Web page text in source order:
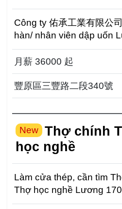
Công ty 佑承工業有限公
hàn/ nhân viên dập uốn
phối hợp tăng ca ( Tă...
月薪 36000 起
豐原區三豐路二段340號
New
Thợ chính
học nghề
Làm cửa thép, cần tìm
Thợ học nghề Lương 1700-
theo năng lực ...